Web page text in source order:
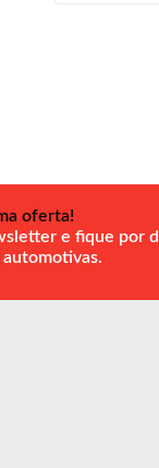
oferta!
e fique por
automotivas.